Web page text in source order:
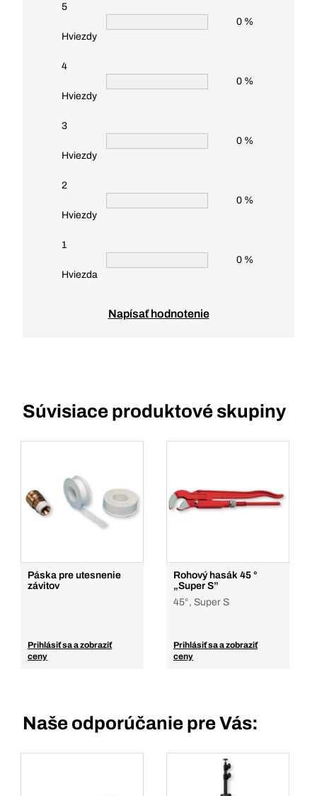
5
Hviezdy
0 %
4
Hviezdy
0 %
3
Hviezdy
0 %
2
Hviezdy
0 %
1
Hviezda
0 %
Napísať hodnotenie
Súvisiace produktové skupiny
Páska pre utesnenie
závitov
Prihlásiť sa a zobraziť
ceny
Rohový hasák 45 °
„Super S”
45°, Super S
Prihlásiť sa a zobraziť
ceny
Naše odporúčanie pre Vás: